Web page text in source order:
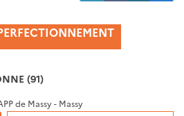
(91)
de Massy - Massy